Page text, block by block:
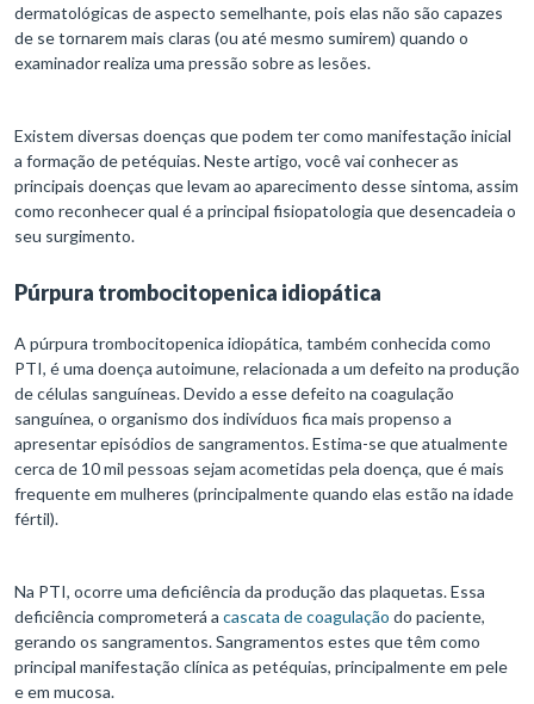
dermatológicas de aspecto semelhante, pois elas não são capazes
de se tornarem mais claras (ou até mesmo sumirem) quando o
examinador realiza uma pressão sobre as lesões.
Existem diversas doenças que podem ter como manifestação inicial
a formação de petéquias. Neste artigo, você vai conhecer as
principais doenças que levam ao aparecimento desse sintoma, assim
como reconhecer qual é a principal fisiopatologia que desencadeia o
seu surgimento.
Púrpura trombocitopenica idiopática
A púrpura trombocitopenica idiopática, também conhecida como
PTI, é uma doença autoimune, relacionada a um defeito na produção
de células sanguíneas. Devido a esse defeito na coagulação
sanguínea, o organismo dos indivíduos fica mais propenso a
apresentar episódios de sangramentos. Estima-se que atualmente
cerca de 10 mil pessoas sejam acometidas pela doença, que é mais
frequente em mulheres (principalmente quando elas estão na idade
fértil).
Na PTI, ocorre uma deficiência da produção das plaquetas. Essa
deficiência comprometerá a cascata de coagulação do paciente,
gerando os sangramentos. Sangramentos estes que têm como
principal manifestação clínica as petéquias, principalmente em pele
e em mucosa.